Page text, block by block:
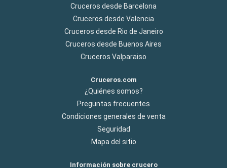
Cruceros desde Barcelona
Cruceros desde Valencia
Cruceros desde Rio de Janeiro
Cruceros desde Buenos Aires
Cruceros Valparaiso
Cruceros.com
¿Quiénes somos?
Preguntas frecuentes
Condiciones generales de venta
Seguridad
Mapa del sitio
Información sobre crucero